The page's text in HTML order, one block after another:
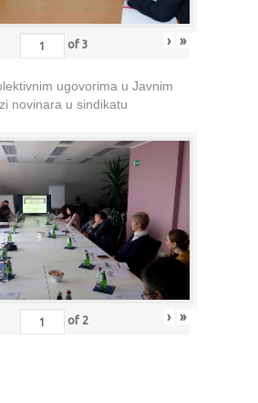
of 3 › »
ugovorima u Javnim
novinara u sindikatu
of 2 › »